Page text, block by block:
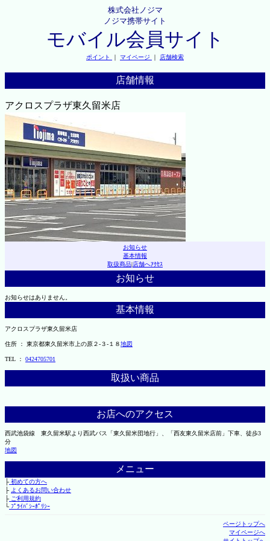
株式会社ノジマ
ノジマ携帯サイト
モバイル会員サイト
ポイント ｜ マイページ ｜ 店舗検索
店舗情報
アクロスプラザ東久留米店
お知らせ
基本情報
取扱商品|店舗へｱｸｾｽ
お知らせ
お知らせはありません。
基本情報
アクロスプラザ東久留米店
住所 ： 東京都東久留米市上の原２-３-１８地図
TEL ： 0424705701
取扱い商品
お店へのアクセス
西武池袋線 東久留米駅より西武バス「東久留米団地行」、「西友東久留米店前」下車、徒歩3
分
地図
メニュー
├初めての方へ
├ よくあるお問い合わせ
├ご利用規約
└ﾌﾟﾗｲﾊﾞｼｰﾎﾟﾘｼｰ
ページトップへ
マイページへ